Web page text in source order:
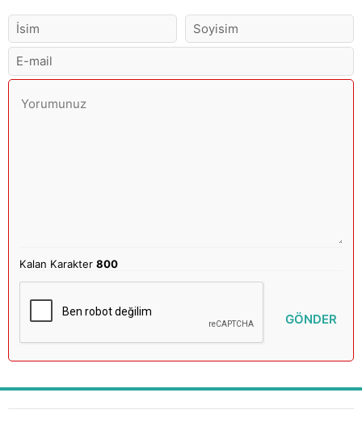
Kalan Karakter800
GÖNDER